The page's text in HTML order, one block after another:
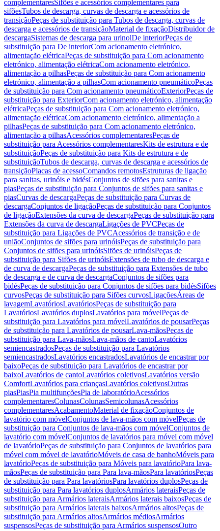
complementaresSifões e acessórios complementares para
sifõesTubos de descarga, curvas de descarga e acessórios de
transiçãoPeças de substituição para Tubos de descarga, curvas de
descarga e acessórios de transiçãoMaterial de fixaçãoDistribuidor de
descargaSistemas de descarga para urinolDe interiorPeças de
substituição para De interiorCom acionamento eletrónico,
alimentação elétricaPeças de substituição para Com acionamento
eletrónico, alimentação elétricaCom acionamento eletrónico,
alimentação a pilhasPeças de substituição para Com acionamento
eletrónico, alimentação a pilhasCom acionamento pneumáticoPeças
de substituição para Com acionamento pneumáticoExteriorPeças de
substituição para ExteriorCom acionamento eletrónico, alimentação
elétricaPeças de substituição para Com acionamento eletrónico,
alimentação elétricaCom acionamento eletrónico, alimentação a
pilhasPeças de substituição para Com acionamento eletrónico,
alimentação a pilhasAcessórios complementaresPeças de
substituição para Acessórios complementaresKits de estrutura e de
substituiçãoPeças de substituição para Kits de estrutura e de
substituiçãoTubos de descarga, curvas de descarga e acessórios de
transiçãoPlacas de acessoComandos remotosEstruturas de ligação
para sanitas, urinóis e bidésConjuntos de sifões para sanitas e
piasPeças de substituição para Conjuntos de sifões para sanitas e
piasCurvas de descargaPeças de substituição para Curvas de
descargaConjuntos de ligaçãoPeças de substituição para Conjuntos
de ligaçãoExtensões da curva de descargaPeças de substituição para
Extensões da curva de descargaLigações de PVCPeças de
substituição para Ligações de PVCAcessórios de transição e de
uniãoConjuntos de sifões para urinóisPeças de substituição para
Conjuntos de sifões para urinóisSifões de urinóisPeças de
substituição para Sifões de urinóisExtensões de tubo de descarga e
de curva de descargaPeças de substituição para Extensões de tubo
de descarga e de curva de descargaConjuntos de sifões para
bidésPeças de substituição para Conjuntos de sifões para bidésSifões
curvosPeças de substituição para Sifões curvosLigaçõesÁreas de
lavagemLavatóriosLavatóriosPeças de substituição para
LavatóriosLavatórios duplosLavatórios para móvelPeças de
substituição para Lavatórios para móvelLavatórios de pousarPeças
de substituição para Lavatórios de pousarLava-mãosPeças de
substituição para Lava-mãosLava-mãos de cantoLavatórios
semiencastradosPeças de substituição para Lavatórios
semiencastradosLavatórios encastradosLavatórios de encastrar por
baixoPeças de substituição para Lavatórios de encastrar por
baixoLavatórios de cantoLavatórios coletivosLavatórios versão
ComfortLavatórios para criançasLavatórios coletivosOutras
piasPiasPia multifunçõesPia de laboratórioAcessórios
complementaresColunasColunasSemicolunasAcessórios
complementaresAcabamentoMaterial de fixaçãoConjuntos de
lavatório com móvelConjuntos de lava-mãos com móvelPeças de
substituição para Conjuntos de lava-mãos com móvelConjuntos de
lavatório com móvelConjuntos de lavatórios para móvel com móvel
de lavatórioPeças de substituição para Conjuntos de lavatórios para
móvel com móvel de lavatórioMóveis de casa de banhoMóveis para
lavatórioPeças de substituição para Móveis para lavatórioPara lava-
mãosPeças de substituição para Para lava-mãosPara lavatóriosPeças
de substituição para Para lavatóriosPara lavatórios duplosPeças de
substituição para Para lavatórios duplosArmários lateraisPeças de
substituição para Armários lateraisArmários laterais baixosPeças de
substituição para Armários laterais baixosArmários altosPeças de
substituição para Armários altosArmários médiosArmários
suspensosPeças de substituição para Armários suspensosOutro